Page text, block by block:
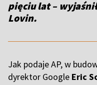
pięciu lat –
Lovin.
Jak podaje AP, w
dyrektor Google Eric